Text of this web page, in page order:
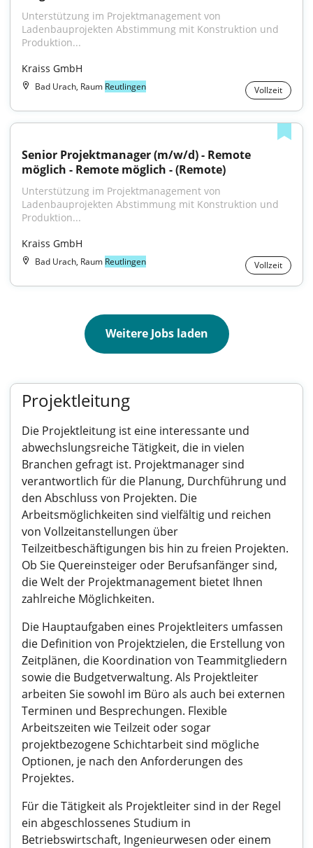
Unterstützung im Projektmanagement von
Ladenbauprojekten Abstimmung mit Konstruktion und
Produktion...
Kraiss GmbH
Bad Urach, Raum Reutlingen Vollzeit
Senior Projektmanager (m/w/d) - Remote
möglich - Remote möglich - (Remote)
Unterstützung im Projektmanagement von
Ladenbauprojekten Abstimmung mit Konstruktion und
Produktion...
Kraiss GmbH
Bad Urach, Raum Reutlingen Vollzeit
Weitere Jobs laden
Projektleitung
Die Projektleitung ist eine interessante und
abwechslungsreiche Tätigkeit, die in vielen
Branchen gefragt ist. Projektmanager sind
verantwortlich für die Planung, Durchführung und
den Abschluss von Projekten. Die
Arbeitsmöglichkeiten sind vielfältig und reichen
von Vollzeitanstellungen über
Teilzeitbeschäftigungen bis hin zu freien Projekten.
Ob Sie Quereinsteiger oder Berufsanfänger sind,
die Welt der Projektmanagement bietet Ihnen
zahlreiche Möglichkeiten.
Die Hauptaufgaben eines Projektleiters umfassen
die Definition von Projektzielen, die Erstellung von
Zeitplänen, die Koordination von Teammitgliedern
sowie die Budgetverwaltung. Als Projektleiter
arbeiten Sie sowohl im Büro als auch bei externen
Terminen und Besprechungen. Flexible
Arbeitszeiten wie Teilzeit oder sogar
projektbezogene Schichtarbeit sind mögliche
Optionen, je nach den Anforderungen des
Projektes.
Für die Tätigkeit als Projektleiter sind in der Regel
ein abgeschlossenes Studium in
Betriebswirtschaft, Ingenieurwesen oder einem